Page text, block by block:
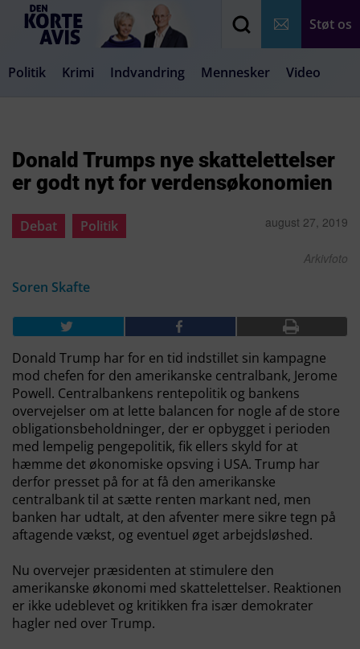
Støt os
Politik Krimi Indvandring Mennesker Video
Donald Trumps nye skattelettelser
er godt nyt for verdensøkonomien
Debat Politik august 27, 2019
Arkivfoto
Soren Skafte
Donald Trump har for en tid indstillet sin kampagne
mod chefen for den amerikanske centralbank, Jerome
Powell. Centralbankens rentepolitik og bankens
overvejelser om at lette balancen for nogle af de store
obligationsbeholdninger, der er opbygget i perioden
med lempelig pengepolitik, fik ellers skyld for at
hæmme det økonomiske opsving i USA. Trump har
derfor presset på for at få den amerikanske
centralbank til at sætte renten markant ned, men
banken har udtalt, at den afventer mere sikre tegn på
aftagende vækst, og eventuel øget arbejdsløshed.
Nu overvejer præsidenten at stimulere den
amerikanske økonomi med skattelettelser. Reaktionen
er ikke udeblevet og kritikken fra især demokrater
hagler ned over Trump.